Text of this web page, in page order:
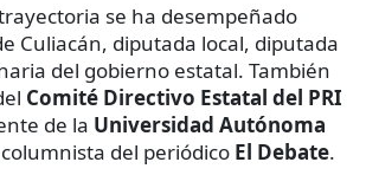
se ha desempeñado
Culiacán, diputada local, diputada
del gobierno estatal. También
Comité Directivo Estatal del PRI
de la Universidad Autónoma
del periódico El Debate.